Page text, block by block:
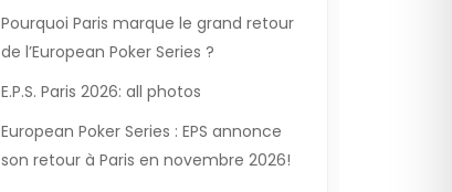
Pourquoi Paris marque le grand retour
de l’European Poker Series ?
E.P.S. Paris 2026: all photos
European Poker Series : EPS annonce
son retour à Paris en novembre 2026!